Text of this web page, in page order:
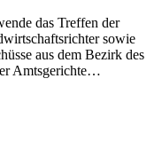
das Treffen der
sowie
aus dem Bezirk des
Amtsgerichte…